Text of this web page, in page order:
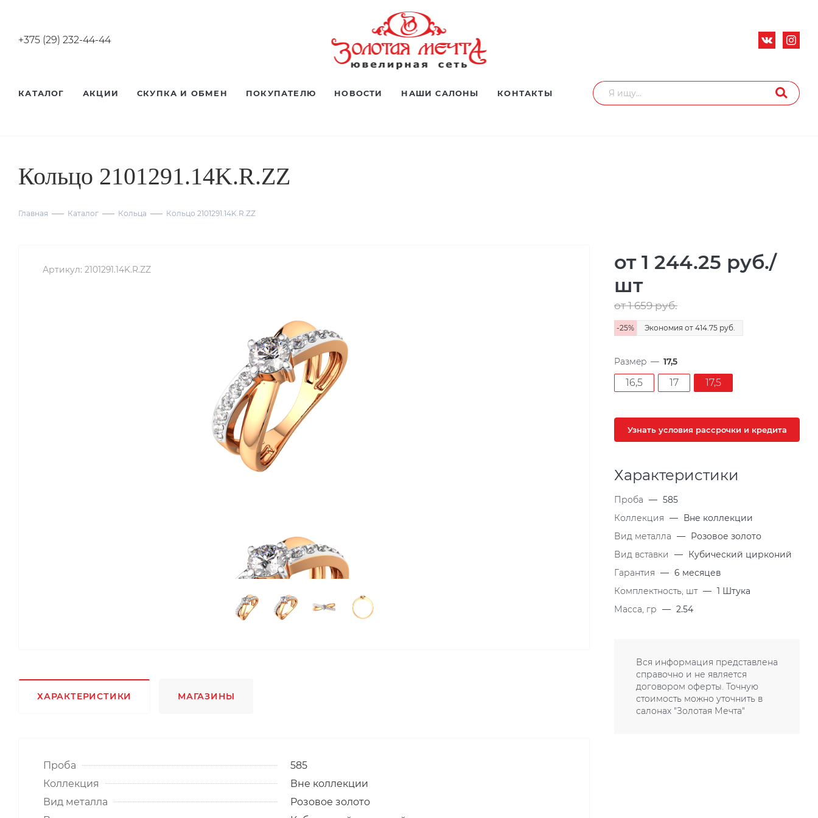
+375 (29) 232-44-44
КАТАЛОГ АКЦИИ СКУПКА И ОБМЕН ПОКУПАТЕЛЮ НОВОСТИ НАШИ САЛОНЫ КОНТАКТЫ
Кольцо 2101291.14K.R.ZZ
Главная Каталог Кольца Кольцо 2101291.14K.R.ZZ
Артикул: 2101291.14K.R.ZZ
ХАРАКТЕРИСТИКИ МАГАЗИНЫ
Проба
585
Коллекция
Вне коллекции
Вид металла
Розовое золото
от 1 244.25 руб./
шт
от 1 659руб.
-25% Экономия от 414.75 руб.
Размер — 17,5
16,5 17 17,5
Узнать условия рассрочки и кредита
Характеристики
Проба — 585
Коллекция — Вне коллекции
Вид металла — Розовое золото
Вид вставки
— Кубический цирконий
Гарантия — 6 месяцев
Комплектность, шт — 1 Штука
Масса, гр — 2.54
Вся информация представлена
справочно и не является
договором оферты. Точную
стоимость можно уточнить в
салонах "Золотая Мечта"